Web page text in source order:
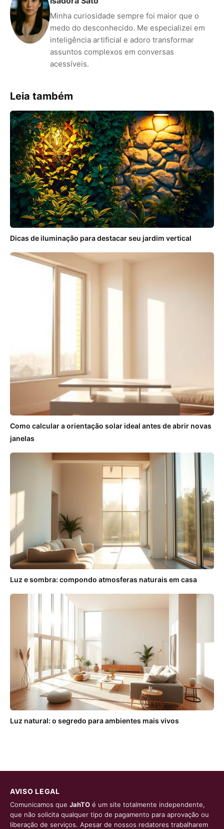
Minha curiosidade sempre foi maior que o
medo do desconhecido. Me especializei em
inteligência artificial e adoro transformar
assuntos complexos em conversas
acessíveis.
Leia também
Dicas de iluminação para destacar seu jardim vertical
Como calcular a orientação solar ideal antes de abrir novas
janelas
Luz e sombra: compondo atmosferas naturais em casa
Luz natural: o segredo para ambientes mais vivos
AVISO LEGAL
Comunicamos que JahTO é um site totalmente independente,
que não solicita qualquer tipo de pagamento para aprovação ou
liberação de serviços. Apesar de nossos redatores trabalharem